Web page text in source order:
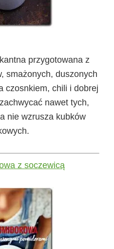
przygotowana z
smażonych, duszonych
czosnkiem, chili i dobrej
nawet tych,
nie wzrusza kubków
z soczewicą